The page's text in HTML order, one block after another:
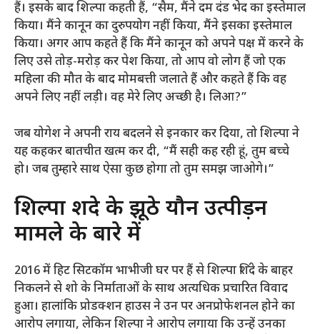
हैं। इसके बाद शिल्पा कहती हैं, “सैम, मैंने दम दंड भेद का इस्तेमाल
किया। मैंने कानून का दुरुपयोग नहीं किया, मैंने इसका इस्तेमाल
किया। अगर आप कहते हैं कि मैंने कानून को अपने पक्ष में करने के
लिए उसे तोड़-मरोड़ कर पेश किया, तो आप वो लोग हैं जो एक
महिला की मौत के बाद मोमबत्ती जलाते हैं और कहते हैं कि वह
अपने लिए नहीं लड़ी। वह मेरे लिए अच्छी है। लिआ?”
जब योगेश ने अपनी राय बदलने से इनकार कर दिया, तो शिल्पा ने
यह कहकर बातचीत खत्म कर दी, “मैं सही कह रही हूं, तुम बच्चे
हो। जब तुम्हारे साथ ऐसा कुछ होगा तो तुम समझ जाओगे।”
शिल्पा शिंदे के झूठे यौन उत्पीड़न
मामले के बारे में
2016 में हिट सिटकॉम भाभीजी घर पर हैं से शिल्पा शिंदे के बाहर
निकलने से शो के निर्माताओं के साथ अत्यधिक प्रचारित विवाद
हुआ। हालांकि प्रोडक्शन हाउस ने उन पर अनप्रोफेशनल होने का
आरोप लगाया, लेकिन शिल्पा ने आरोप लगाया कि उन्हें उनका